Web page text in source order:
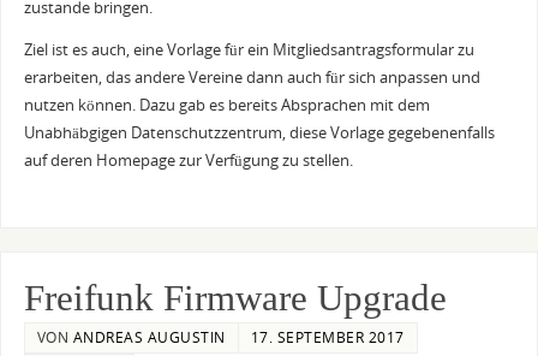
zustande bringen.
Ziel ist es auch, eine Vorlage für ein Mitgliedsantragsformular zu
erarbeiten, das andere Vereine dann auch für sich anpassen und
nutzen können. Dazu gab es bereits Absprachen mit dem
Unabhäbgigen Datenschutzzentrum, diese Vorlage gegebenenfalls
auf deren Homepage zur Verfügung zu stellen.
Freifunk Firmware Upgrade
VON ANDREAS AUGUSTIN 17. SEPTEMBER 2017